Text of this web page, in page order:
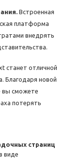
Встроенная
платформа
внедрять
станет отличной
Благодаря новой
вы сможете
потерять
страниц
виде